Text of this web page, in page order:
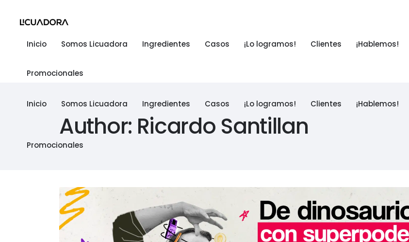
Inicio Somos Licuadora Ingredientes Casos ¡Lo logramos! Clientes ¡Hablemos!
Promocionales
Inicio Somos Licuadora Ingredientes Casos ¡Lo logramos! Clientes ¡Hablemos!
Promocionales
Author: Ricardo Santillan